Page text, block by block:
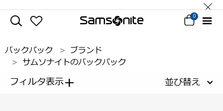
0
バックパック
ブランド
サムソナイトのバックパック
フィルタ表示+ 並び替え